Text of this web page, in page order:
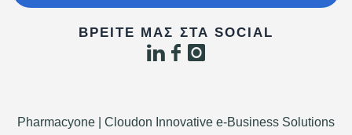
ΒΡΕΊΤΕ ΜΑΣ ΣΤΑ SOCIAL
Pharmacyone | Cloudon Innovative e-Business Solutions